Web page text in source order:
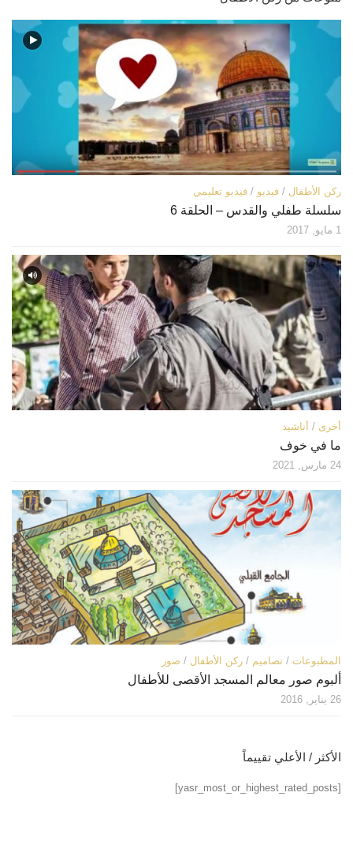
قصص
أخرى
الموقع الأم
ركن الأطفال / فيديو / فيديو تعليمي
سلسلة طفلي والقدس – الحلقة 6
1 مايو, 2017
أخرى / أناشيد
ما في خوف
24 مارس, 2021
المطبوعات / تصاميم / ركن الأطفال / صور
ألبوم صور معالم المسجد الأقصى للأطفال
26 يناير, 2016
الأكثر / الأعلي تقييماً
[yasr_most_or_highest_rated_posts]